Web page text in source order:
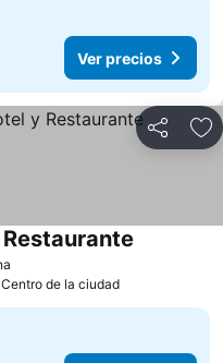
Ver precios
Compartir
de la ciudad